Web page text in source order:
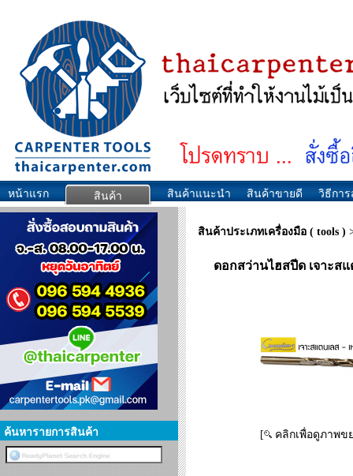
หน้าแรก สินค้า สินค้าแนะนำ สินค้าขายดี วิธีกา
ค้นหารายการสินค้า
สินค้าประเภทเครื่องมือ ( tools )
ดอกสว่านไฮสปีด เจาะสแ
[ คลิกเพื่อดูภาพข